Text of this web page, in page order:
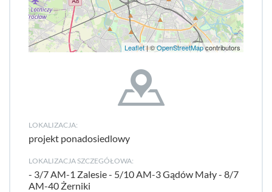
Leaflet| ©OpenStreetMapcontributors
LOKALIZACJA:
projekt ponadosiedlowy
LOKALIZACJA SZCZEGÓŁOWA:
- 3/7 AM-1 Zalesie - 5/10 AM-3 Gądów Mały - 8/7
AM-40 Żerniki